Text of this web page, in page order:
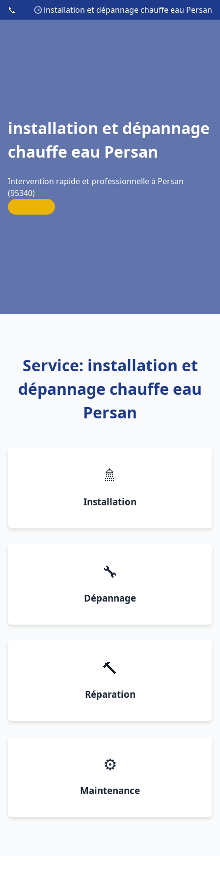
📞 🕒 installation et dépannage chauffe eau Persan
installation et dépannage
chauffe eau Persan
Intervention rapide et professionnelle à Persan
(95340)
Service: installation et
dépannage chauffe eau
Persan
🚿
Installation
🔧
Dépannage
🔨
Réparation
⚙️
Maintenance